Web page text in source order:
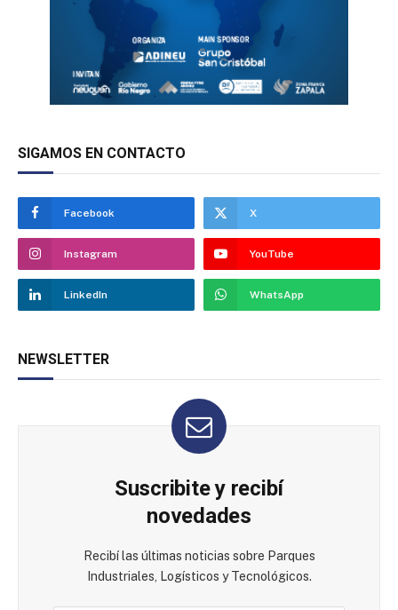
SIGAMOS EN CONTACTO
Facebook X
Instagram YouTube
LinkedIn WhatsApp
NEWSLETTER
Suscribite y recibí
novedades
Recibí las últimas noticias sobre Parques
Industriales, Logísticos y Tecnológicos.